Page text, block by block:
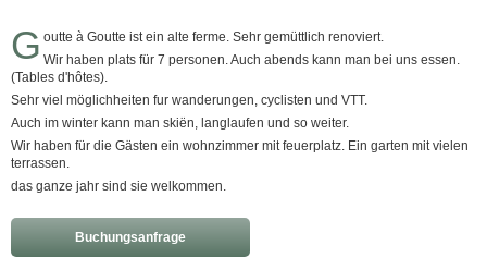
G outte à Goutte ist ein alte ferme. Sehr gemüttlich renoviert.
Wir haben plats für 7 personen. Auch abends kann man bei uns essen.
(Tables d'hôtes).
Sehr viel möglichheiten fur wanderungen, cyclisten und VTT.
Auch im winter kann man skiën, langlaufen und so weiter.
Wir haben für die Gästen ein wohnzimmer mit feuerplatz. Ein garten mit vielen
terrassen.
das ganze jahr sind sie welkommen.
Buchungsanfrage